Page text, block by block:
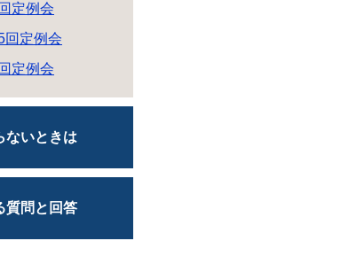
定例会
回定例会
定例会
ないときは
質問と回答